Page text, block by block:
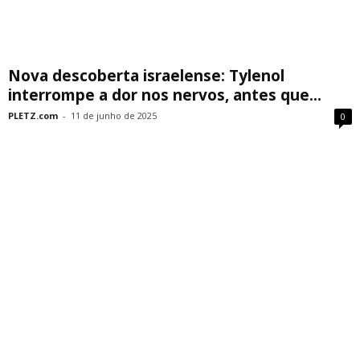
Nova descoberta israelense: Tylenol
interrompe a dor nos nervos, antes que...
PLETZ.com - 11 de junho de 2025 0